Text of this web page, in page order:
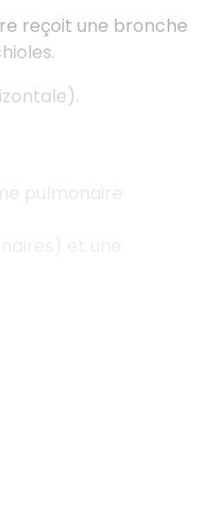
reçoit une bronche